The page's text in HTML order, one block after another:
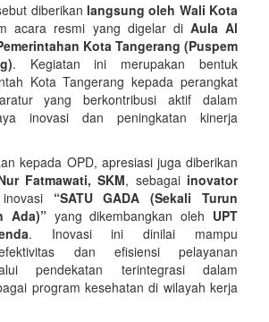
diberikan langsung oleh Wali Kota
acara resmi yang digelar di Aula Al
Kota Tangerang (Puspem
. Kegiatan ini merupakan bentuk
Kota Tangerang kepada perangkat
yang berkontribusi aktif dalam
inovasi dan peningkatan kinerja
kepada OPD, apresiasi juga diberikan
Fatmawati, SKM, sebagai inovator
“SATU GADA (Sekali Turun
Ada)”yang dikembangkan oleh UPT
. Inovasi ini dinilai mampu
dan efisiensi pelayanan
pendekatan terintegrasi dalam
program kesehatan di wilayah kerja